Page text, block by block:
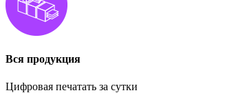
Вся продукция
Цифровая печатать за сутки